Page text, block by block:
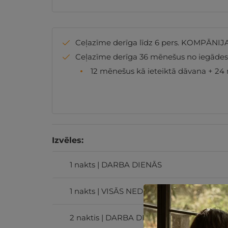
Ceļazīme derīga līdz 6 pers.
Ceļazīme derīga 36 mēnešus no
12 mēnešus kā ieteiktā dāvana +
Izvēles:
1 nakts | DARBA DIENĀS
1 nakts | VISĀS NEDĒĻAS DIENĀS
2 naktis | DARBA DIENĀS